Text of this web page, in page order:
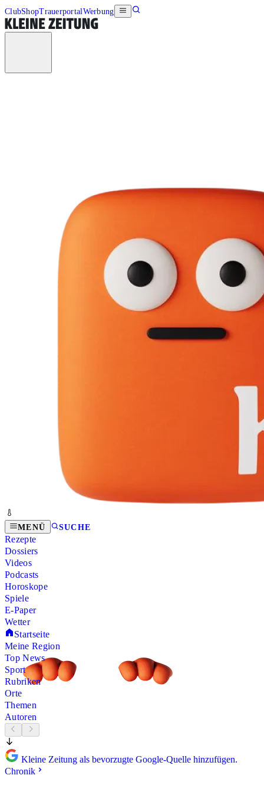
ClubShopTrauerportalWerbung
MENÜ SUCHE
Rezepte
Dossiers
Videos
Podcasts
Horoskope
Spiele
E-Paper
Wetter
Startseite
Meine Region
Top News
Sport
Rubriken
Orte
Themen
Autoren
Kleine Zeitung als bevorzugte Google-Quelle hinzufügen.
Chronik